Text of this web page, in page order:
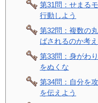
第31問：せま
行動しよう
第32問：複数
ばされるのか考
第33問：身が
をぬくな
第34問：自分
を伝えよう